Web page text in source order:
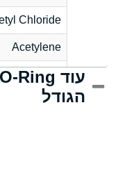
Chloride
Acetylene
Acrlylonitrile
Adipic Acidהגודל